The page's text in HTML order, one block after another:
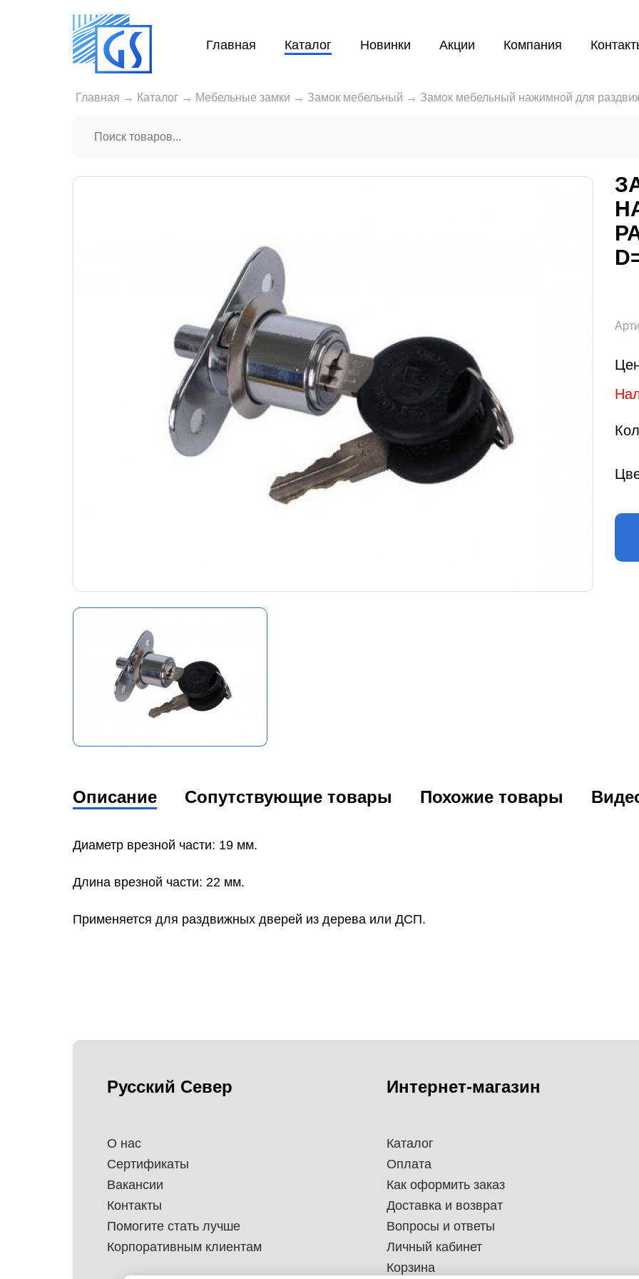
Главная Каталог Новинки Акции Компания
Главная → Каталог → Мебельные замки → Замок мебельный → Замок мебельный нажимной для
Описание Сопутствующие товары Похожие товары
Диаметр врезной части: 19 мм.
Длина врезной части: 22 мм.
Применяется для раздвижных дверей из дерева или ДСП.
Русский Север
О нас
Сертификаты
Вакансии
Контакты
Помогите стать лучше
Корпоративным клиентам
Интернет-магазин
Каталог
Оплата
Как оформить заказ
Доставка и возврат
Вопросы и ответы
Личный кабинет
Корзина